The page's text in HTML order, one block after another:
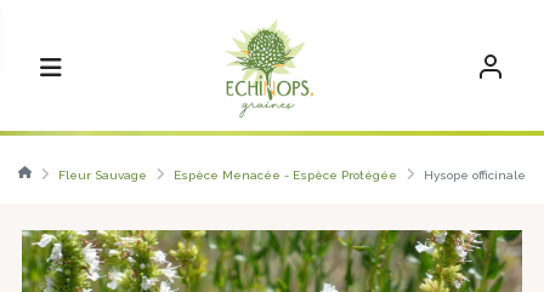
Fleur Sauvage Espèce Menacée - Espèce Protégée Hysope officinale